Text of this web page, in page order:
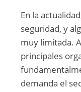
En la
seguridad, y
muy limitada.
principales
demanda el